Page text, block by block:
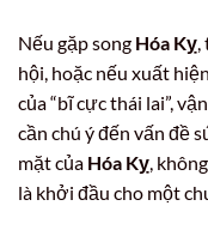
Nếu gặp song Hóa Kỵ
hội, hoặc nếu xuất
của “bĩ cực thái lai”,
cần chú ý đến vấn đề
mặt của Hóa Kỵ ,
là khởi đầu cho một